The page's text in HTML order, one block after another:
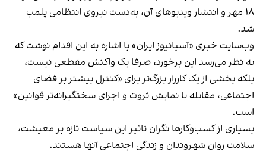
۱۸ مهر و انتشار ویدیوهای آن، به‌دست نیروی انتظامی پلمب
شد.
وب‌سایت خبری «آسیانیوز ایران» با اشاره به این اقدام نوشت که
به نظر می‌رسد این برخورد، صرفا یک واکنش مقطعی نیست،
بلکه بخشی از یک کارزار بزرگ‌تر برای «کنترل بیشتر بر فضای
اجتماعی، مقابله با نمایش ثروت و اجرای سختگیرانه‌تر قوانین»
است.
بسیاری از کسب‌وکارها نگران تاثیر این سیاست‌ تازه بر معیشت،
سلامت روان شهروندان و زندگی اجتماعی آنها هستند.